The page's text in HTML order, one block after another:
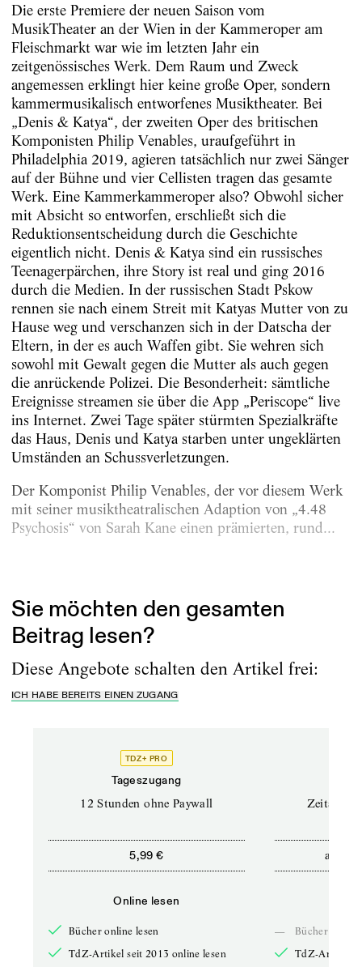
Die erste Premiere der neuen Saison vom
MusikTheater an der Wien in der Kammeroper am
Fleischmarkt war wie im letzten Jahr ein
zeitgenössisches Werk. Dem Raum und Zweck
angemessen erklingt hier keine große Oper, sondern
kammermusikalisch entworfenes Musiktheater. Bei
„Denis & Katya“, der zweiten Oper des britischen
Komponisten Philip Venables, uraufgeführt in
Philadelphia 2019, agieren tatsächlich nur zwei Sänger
auf der Bühne und vier Cellisten tragen das gesamte
Werk. Eine Kammerkammeroper also? Obwohl sicher
mit Absicht so entworfen, erschließt sich die
Reduktionsentscheidung durch die Geschichte
eigentlich nicht. Denis & Katya sind ein russisches
Teenagerpärchen, ihre Story ist real und ging 2016
durch die Medien. In der russischen Stadt Pskow
rennen sie nach einem Streit mit Katyas Mutter von zu
Hause weg und verschanzen sich in der Datscha der
Eltern, in der es auch Waffen gibt. Sie wehren sich
sowohl mit Gewalt gegen die Mutter als auch gegen
die anrückende Polizei. Die Besonderheit: sämtliche
Ereignisse streamen sie über die App „Periscope“ live
ins Internet. Zwei Tage später stürmten Spezialkräfte
das Haus, Denis und Katya starben unter ungeklärten
Umständen an Schussverletzungen.
Der Komponist Philip Venables, der vor diesem Werk
mit seiner musiktheatralischen Adaption von „4.48
Psychosis“ von Sarah Kane einen prämierten, rund...
Sie möchten den gesamten
Beitrag lesen?
Diese Angebote schalten den Artikel frei:
ICH HABE BEREITS EINEN ZUGANG
TDZ+ PRO
Tageszugang
12 Stunden ohne Paywall
5,99 €
Online lesen
Bücher online lesen
TdZ-Artikel seit 2013 online lesen
ab
—
Bücher online
TdZ-Artikel